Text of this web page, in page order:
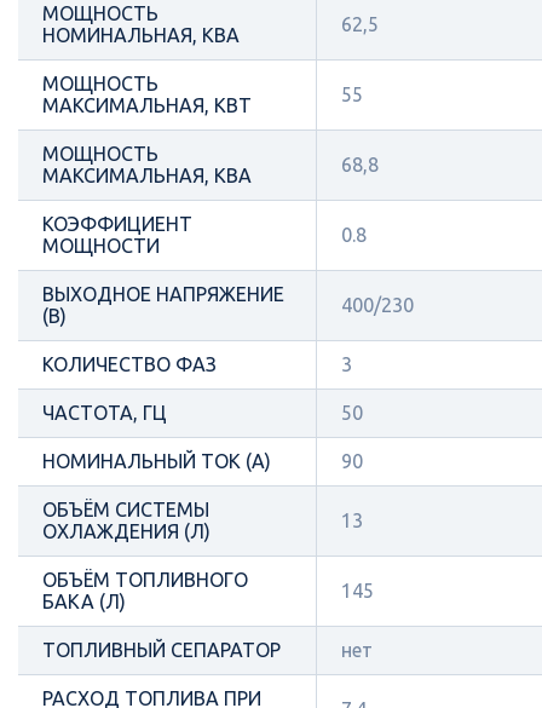
МОЩНОСТЬ
НОМИНАЛЬНАЯ, КВА
62,5
МОЩНОСТЬ
МАКСИМАЛЬНАЯ, КВТ
55
МОЩНОСТЬ
МАКСИМАЛЬНАЯ, КВА
68,8
КОЭФФИЦИЕНТ
МОЩНОСТИ
0.8
ВЫХОДНОЕ НАПРЯЖЕНИЕ
(В)
400/230
КОЛИЧЕСТВО ФАЗ 3
ЧАСТОТА, ГЦ 50
НОМИНАЛЬНЫЙ ТОК (А) 90
ОБЪЁМ СИСТЕМЫ
ОХЛАЖДЕНИЯ (Л)
13
ОБЪЁМ ТОПЛИВНОГО
БАКА (Л)
145
ТОПЛИВНЫЙ СЕПАРАТОР нет
РАСХОД ТОПЛИВА ПРИ